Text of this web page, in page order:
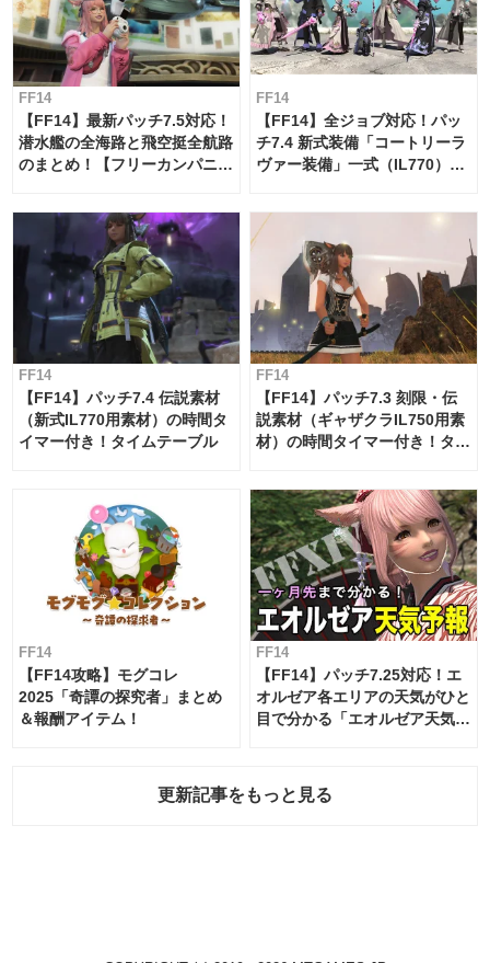
FF14
【FF14】最新パッチ7.5対応！
潜水艦の全海路と飛空挺全航路
のまとめ！【フリーカンパニ
FF14
【FF14】全ジョブ対応！パッ
チ7.4 新式装備「コートリーラ
ヴァー装備」一式（IL770）の
FF14
【FF14】パッチ7.4 伝説素材
（新式IL770用素材）の時間タ
イマー付き！タイムテーブル
FF14
【FF14】パッチ7.3 刻限・伝
説素材（ギャザクラIL750用素
材）の時間タイマー付き！タイ
FF14
【FF14攻略】モグコレ
2025「奇譚の探究者」まとめ
＆報酬アイテム！
FF14
【FF14】パッチ7.25対応！エ
オルゼア各エリアの天気がひと
目で分かる「エオルゼア天気予
更新記事をもっと見る